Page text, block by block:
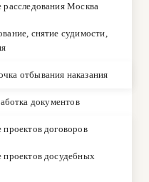
расследования Москва
снятие судимости,
отбывания наказания
документов
проектов договоров
проектов досудебных